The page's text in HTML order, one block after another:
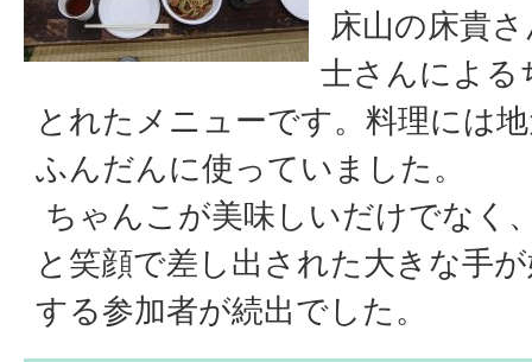
床山の床貴
士さんによる
とれたメニューです。料理には
ふんだんに使っていました。
ちゃんこが美味しいだけでなく
と笑顔で差し出された大きな手
する参加者が続出でした。